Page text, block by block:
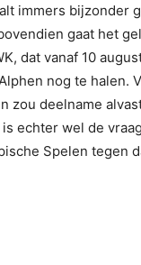
immers bijzonder
gaat het
dat vanaf 10
nog te halen.
zou deelname
echter wel de
Spelen tegen